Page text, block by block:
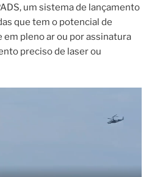
um sistema de lançamento
que tem o potencial de
pleno ar ou por assinatura
preciso de laser ou